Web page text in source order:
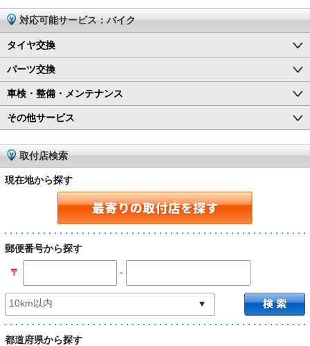
対応可能サービス：バイク
タイヤ交換
パーツ交換
車検・整備・メンテナンス
その他サービス
取付店検索
現在地から探す
郵便番号から探す
〒 -
都道府県から探す